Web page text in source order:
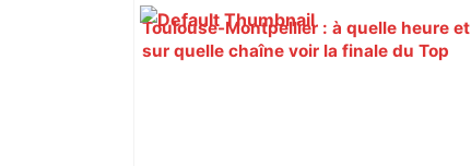
Toulouse-Montpellier : à quelle heure et
sur quelle chaîne voir la finale du Top